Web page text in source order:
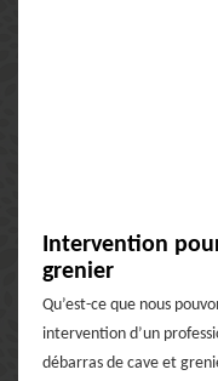
Intervention
grenier
Qu’est-ce que nous
intervention d’un
débarras de cave et